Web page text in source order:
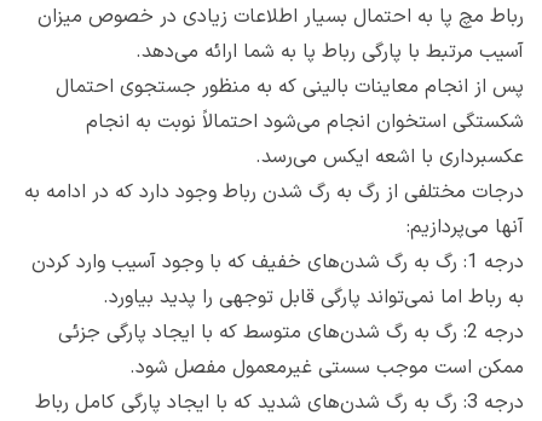
رباط مچ پا به احتمال بسیار اطلاعات زیادی در خصوص میزان
آسیب مرتبط با پارگی رباط پا به شما ارائه می‌دهد.
پس از انجام معاینات بالینی که به منظور جستجوی احتمال
شکستگی استخوان انجام می‌شود احتمالاً نوبت به انجام
عکسبرداری با اشعه ایکس می‌رسد.
درجات مختلفی از رگ به رگ شدن رباط وجود دارد که در ادامه به
آنها می‌پردازیم:
درجه 1: رگ به رگ شدن‌های خفیف که با وجود آسیب وارد کردن
به رباط اما نمی‌تواند پارگی قابل توجهی را پدید بیاورد.
درجه 2: رگ به رگ شدن‌های متوسط که با ایجاد پارگی جزئی
ممکن است موجب سستی غیرمعمول مفصل شود.
درجه 3: رگ به رگ شدن‌های شدید که با ایجاد پارگی کامل رباط